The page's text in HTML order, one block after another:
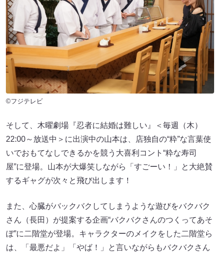
©フジテレビ
そして、木曜劇場『忍者に結婚は難しい』＜毎週（木）
22:00～放送中＞に出演中の山本は、店独自の“粋”な言葉使
いでおもてなしできるかを競う大喜利コント“粋な寿司
屋”に登場。山本が大爆笑しながら「すごーい！」と大絶賛
するギャグが次々と飛び出します！
また、心臓がバックバクしてしまうような遊びをバクバク
さん（長田）が提案する企画“バクバクさんのつくってあそ
ぼ”に二階堂が登場。キャラクターのメイクをした二階堂ら
は、「最悪だよ」「やば！」と言いながらもバクバクさん